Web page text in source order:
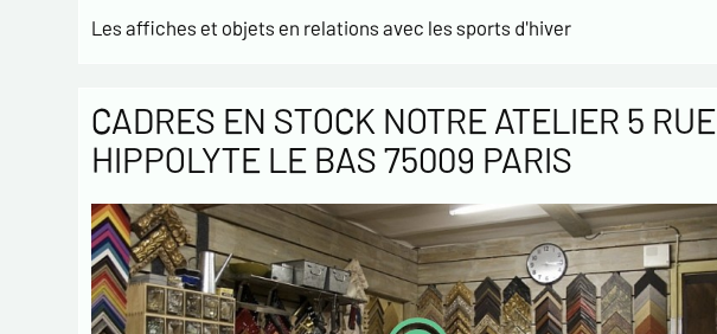
Les affiches et objets en relations avec les sports d'hiver
CADRES EN STOCK NOTRE ATELIER 5 RUE
HIPPOLYTE LE BAS 75009 PARIS